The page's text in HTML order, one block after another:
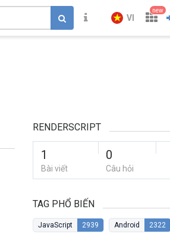
VI
new
RENDERSCRIPT
1
Bài viết
0
Câu hỏi
TAG PHỔ BIẾN
JavaScript 2939 Android 2322